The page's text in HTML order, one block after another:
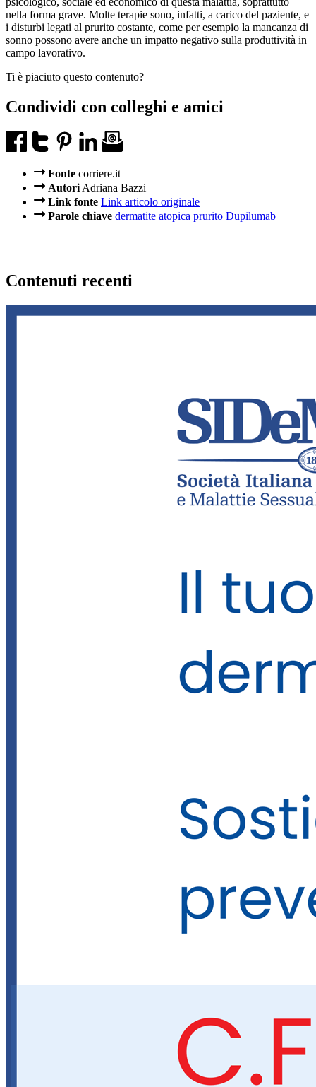
nella forma grave. Molte terapie sono, infatti, a carico del paziente, e
i disturbi legati al prurito costante, come per esempio la mancanza di
sonno possono avere anche un impatto negativo sulla produttività in
campo lavorativo.
Ti è piaciuto questo contenuto?
Condividi con colleghi e amici
Fonte corriere.it
Autori Adriana Bazzi
Link fonte Link articolo originale
Parole chiave dermatite atopica prurito Dupilumab
Contenuti recenti